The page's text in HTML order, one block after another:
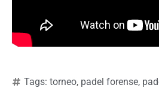
Tags: torneo, padel forense,